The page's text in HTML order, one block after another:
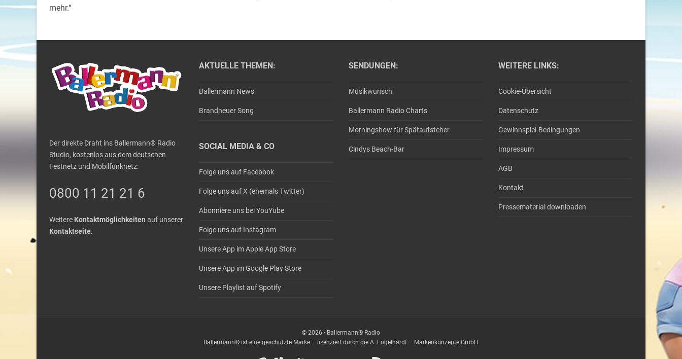
mehr.“
Der direkte Draht ins Ballermann® Radio
Studio, kostenlos aus dem deutschen
Festnetz und Mobilfunknetz:
0800 11 21 21 6
Weitere Kontaktmöglichkeiten auf unserer
Kontaktseite.
AKTUELLE THEMEN:
Ballermann News
Brandneuer Song
SOCIAL MEDIA & CO
Folge uns auf Facebook
Folge uns auf X (ehemals Twitter)
Abonniere uns bei YouYube
Folge uns auf Instagram
Unsere App im Apple App Store
Unsere App im Google Play Store
Unsere Playlist auf Spotify
SENDUNGEN:
Musikwunsch
Ballermann Radio Charts
Morningshow für Spätaufsteher
Cindys Beach-Bar
WEITERE LINKS:
Cookie-Übersicht
Datenschutz
Gewinnspiel-Bedingungen
Impressum
AGB
Kontakt
Pressematerial downloaden
© 2026 · Ballermann® Radio
Ballermann® ist eine geschützte Marke – lizenziert durch die A. Engelhardt – Markenkonzepte GmbH